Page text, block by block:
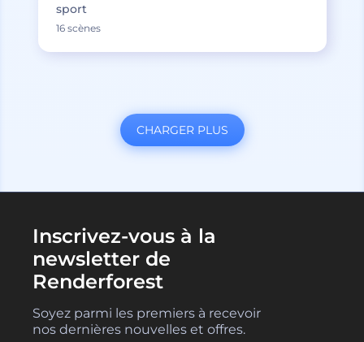
sport
16 scènes
CHARGER PLUS
Inscrivez-vous à la
newsletter de
Renderforest
Soyez parmi les premiers à recevoir
nos dernières nouvelles et offres.